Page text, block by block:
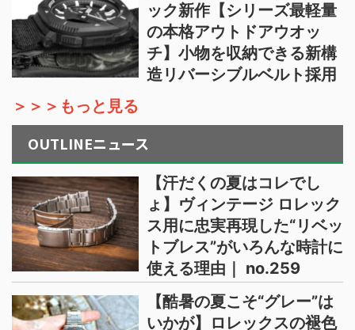
ック新作【シリーズ最軽量
の本格アウトドアウオッ
チ】小物を収納できる新構
造リバーシブルベルト採用
＞＞＞もっと見る
OUTLINEニュース
【汗だくの夏はコレでし
ょ】ヴィンテージ ロレック
ス用に忠実再現した“リベッ
トブレス”がいろんな時計に
使える理由｜ no.259
【酷暑の夏こそ“グレー”は
いかが】ロレックスの褪色